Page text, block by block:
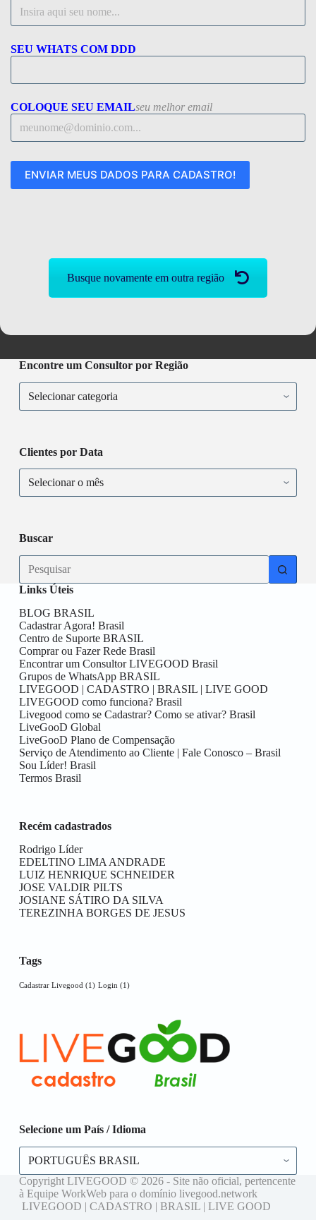
SEU WHATS COM DDD
COLOQUE SEU EMAILseu melhor email
Busque novamente em outra região
Encontre um Consultor por Região
Encontre
um
Consultor
Clientes por Data
Clientes
por
Data
Buscar
No
results
Links Úteis
BLOG BRASIL
Cadastrar Agora! Brasil
Centro de Suporte BRASIL
Comprar ou Fazer Rede Brasil
Encontrar um Consultor LIVEGOOD Brasil
Grupos de WhatsApp BRASIL
LIVEGOOD | CADASTRO | BRASIL | LIVE GOOD
LIVEGOOD como funciona? Brasil
Livegood como se Cadastrar? Como se ativar? Brasil
LiveGooD Global
LiveGooD Plano de Compensação
Serviço de Atendimento ao Cliente | Fale Conosco – Brasil
Sou Líder! Brasil
Termos Brasil
Recém cadastrados
Rodrigo Líder
EDELTINO LIMA ANDRADE
LUIZ HENRIQUE SCHNEIDER
JOSE VALDIR PILTS
JOSIANE SÁTIRO DA SILVA
TEREZINHA BORGES DE JESUS
Tags
Cadastrar Livegood (1) Login (1)
Selecione um País / Idioma
Selecione
um
País
/
Idioma
Copyright LIVEGOOD © 2026 - Site não oficial, pertencente
à Equipe WorkWeb para o domínio livegood.network
LIVEGOOD | CADASTRO | BRASIL | LIVE GOOD